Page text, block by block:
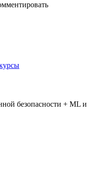
безопасности + ML и